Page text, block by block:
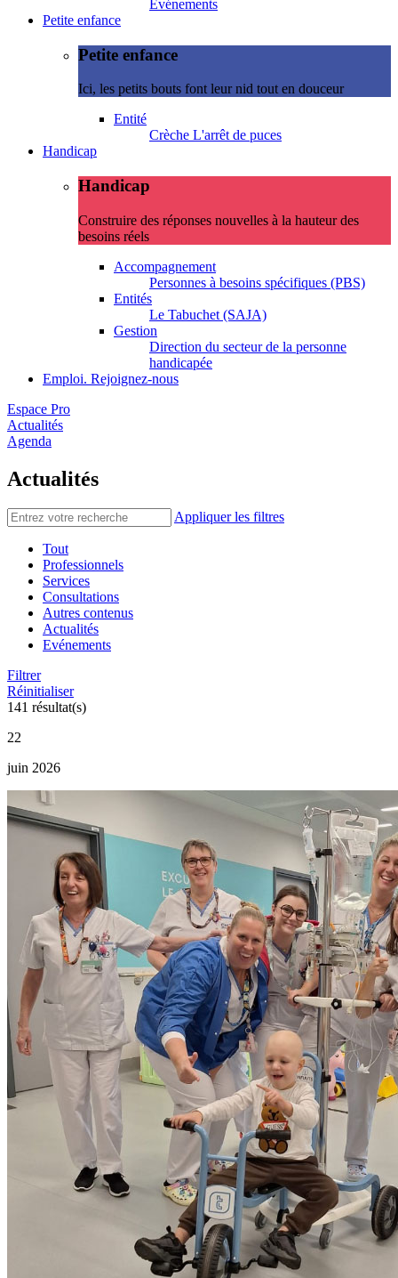
Evénements
Petite enfance
Petite enfance
Ici, les petits bouts font leur nid tout en douceur
Entité
Crèche L'arrêt de puces
Handicap
Handicap
Construire des réponses nouvelles à la hauteur des
besoins réels
Accompagnement
Personnes à besoins spécifiques (PBS)
Entités
Le Tabuchet (SAJA)
Gestion
Direction du secteur de la personne
handicapée
Emploi. Rejoignez-nous
Espace Pro
Actualités
Agenda
Actualités
Appliquer les filtres
Tout
Professionnels
Services
Consultations
Autres contenus
Actualités
Evénements
Filtrer
Réinitialiser
141 résultat(s)
22
juin 2026